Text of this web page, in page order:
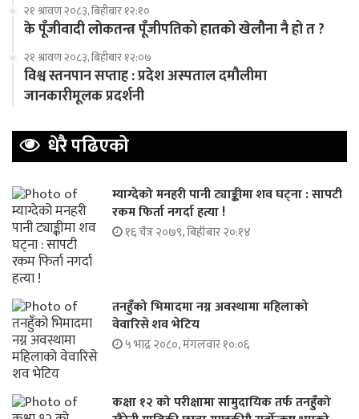
२१ श्रावण २०८३, बिहीबार १२:१०
के पूँजीवादी लोकतन्त्र पूँजीपतिको हातको खेलौना नै हो त ?
२१ श्रावण २०८३, बिहीबार १२:०७
विश्व स्तनपान सप्ताह : प्रदेश अस्पताल दमौलीमा
जानकारीमूलक प्रदर्शनी
धेरै पढिएको
म्याग्देको मनहरी पानी ट्याङ्कीमा शव घट्ना : सापटी
रकम फिर्ता नगर्दा हत्या !
१६ चैत्र २०७९, बिहीबार २०:१४
तनहुँको भिमादमा नग्न अवस्थामा महिलाको
वेवारिसे शव भेटिय
५ भाद्र २०८०, मंगलवार १०:०६
कक्षा १२ को परीक्षामा सामुदायिक तर्फ तनहुँको